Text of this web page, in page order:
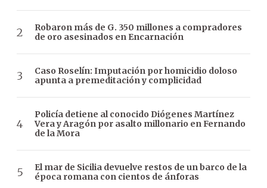
Robaron más de G. 350 millones a compradores
de oro asesinados en Encarnación
Caso Roselín: Imputación por homicidio doloso
apunta a premeditación y complicidad
Policía detiene al conocido Diógenes Martínez
Vera y Aragón por asalto millonario en Fernando
de la Mora
El mar de Sicilia devuelve restos de un barco de la
época romana con cientos de ánforas